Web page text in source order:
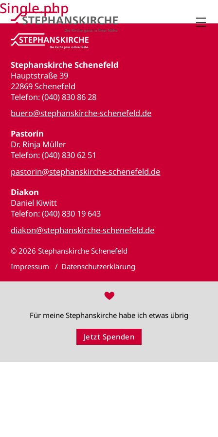

Stephanskirche Schenefeld
Hauptstraße 39
22869 Schenefeld
Telefon: (040) 830 86 28
buero@stephanskirche-schenefeld.de
Pastorin
Dr. Rinja Müller
Telefon: (040) 830 62 51
pastorin@stephanskirche-schenefeld.de
Diakon
Daniel Kiwitt
Telefon: (040) 830 19 643
diakon@stephanskirche-schenefeld.de
© 2026 Stephanskirche Schenefeld
Impressum
Datenschutzerklärung
♥
Für meine Stephanskirche habe ich etwas übrig
Jetzt Spenden